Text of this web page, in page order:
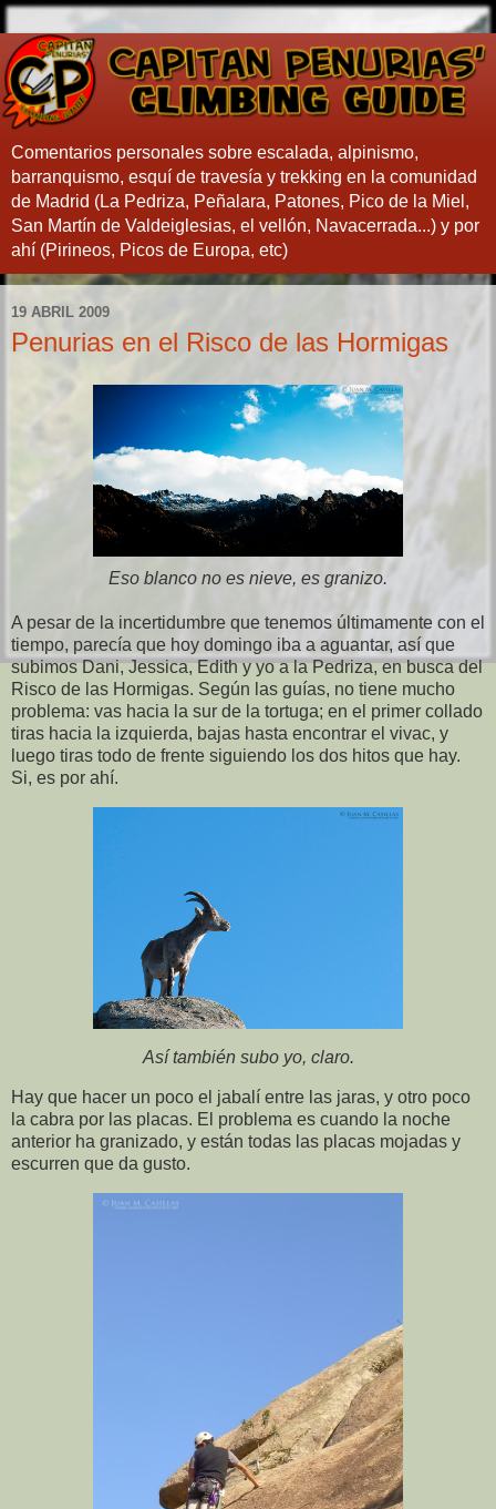
Comentarios personales sobre escalada, alpinismo,
barranquismo, esquí de travesía y trekking en la comunidad
de Madrid (La Pedriza, Peñalara, Patones, Pico de la Miel,
San Martín de Valdeiglesias, el vellón, Navacerrada...) y por
ahí (Pirineos, Picos de Europa, etc)
19 ABRIL 2009
Penurias en el Risco de las Hormigas
Eso blanco no es nieve, es granizo.
A pesar de la incertidumbre que tenemos últimamente con el
tiempo, parecía que hoy domingo iba a aguantar, así que
subimos Dani, Jessica, Edith y yo a la Pedriza, en busca del
Risco de las Hormigas. Según las guías, no tiene mucho
problema: vas hacia la sur de la tortuga; en el primer collado
tiras hacia la izquierda, bajas hasta encontrar el vivac, y
luego tiras todo de frente siguiendo los dos hitos que hay.
Si, es por ahí.
Así también subo yo, claro.
Hay que hacer un poco el jabalí entre las jaras, y otro poco
la cabra por las placas. El problema es cuando la noche
anterior ha granizado, y están todas las placas mojadas y
escurren que da gusto.